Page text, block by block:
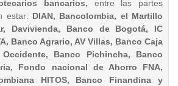
bancarios, entre las partes
estar: DIAN, Bancolombia, el Martillo
Davivienda, Banco de Bogotá, IC
Banco Agrario, AV Villas, Banco Caja
Banco Pichincha, Banco
Fondo nacional de Ahorro FNA,
HITOS, Banco Finandina y